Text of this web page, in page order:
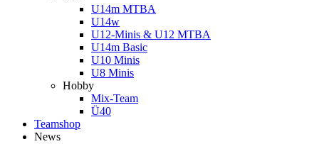
U14m MTBA
U14w
U12-Minis & U12 MTBA
U14m Basic
U10 Minis
U8 Minis
Hobby
Mix-Team
Ü40
Teamshop
News